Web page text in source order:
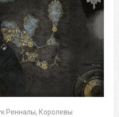
Ренналы, Королевы